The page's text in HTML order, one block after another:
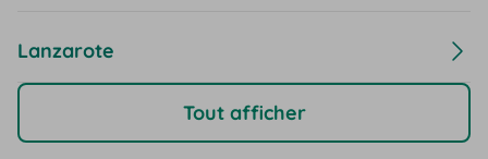
Lanzarote
Tout afficher